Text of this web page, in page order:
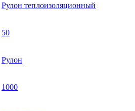
Рулон теплоизоляционный
50
Рулон
1000